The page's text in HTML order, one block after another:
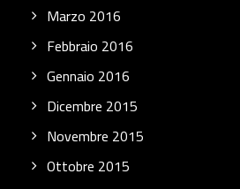
Marzo 2016
Febbraio 2016
Gennaio 2016
Dicembre 2015
Novembre 2015
Ottobre 2015